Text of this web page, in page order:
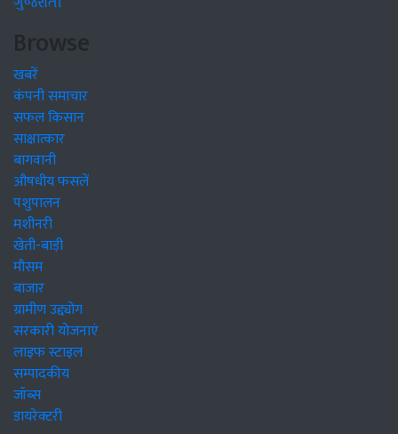
Browse
खबरें
कंपनी समाचार
सफल किसान
साक्षात्कार
बागवानी
औषधीय फसलें
पशुपालन
मशीनरी
खेती-बाड़ी
मौसम
बाजार
ग्रामीण उद्द्योग
सरकारी योजनाएं
लाइफ स्टाइल
सम्पादकीय
जॉब्स
डायरेक्टरी